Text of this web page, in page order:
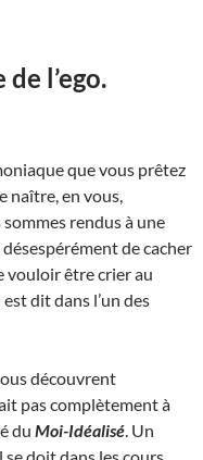
l’ego.
que vous prêtez
naître, en vous,
rendus à une
de cacher
vouloir être crier au
est dit dans l’un des
découvrent
pas complètement à
du Moi-Idéalisé . Un
doit dans les cours